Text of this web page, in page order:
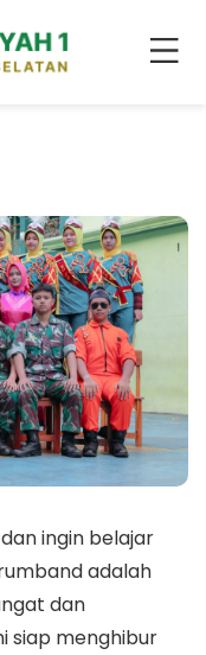
ingin belajar
adalah
dan
siap menghibur